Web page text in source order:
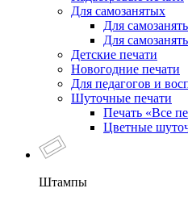
Для самозанятых
Для
Для
Детские печати
Новогодние печати
Для педагогов и
Шуточные печати
Печать «Все
Цветные
Штампы